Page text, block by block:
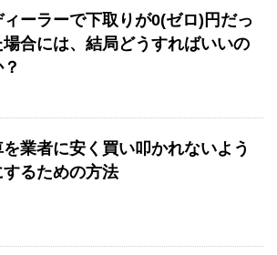
ィーラーで下取りが0(ゼロ)円だっ
場合には、結局どうすればいいの
を業者に安く買い叩かれないよう
するための方法